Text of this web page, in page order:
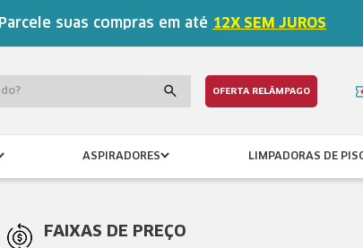
Parcele suas compras em até 12X SEM JUROS
OFERTA RELÂMPAGO
ASPIRADORES LIMPADORAS DE
FAIXAS DE PREÇO